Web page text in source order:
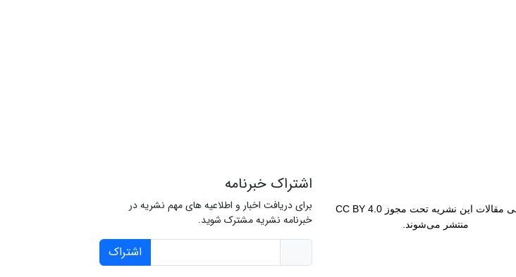
تمامی مقالات این نشریه تحت مجوز CC BY 4.0
منتشر می‌شوند.
اشتراک خبرنامه
برای دریافت اخبار و اطلاعیه های مهم نشریه در
خبرنامه نشریه مشترک شوید.
اشتراک